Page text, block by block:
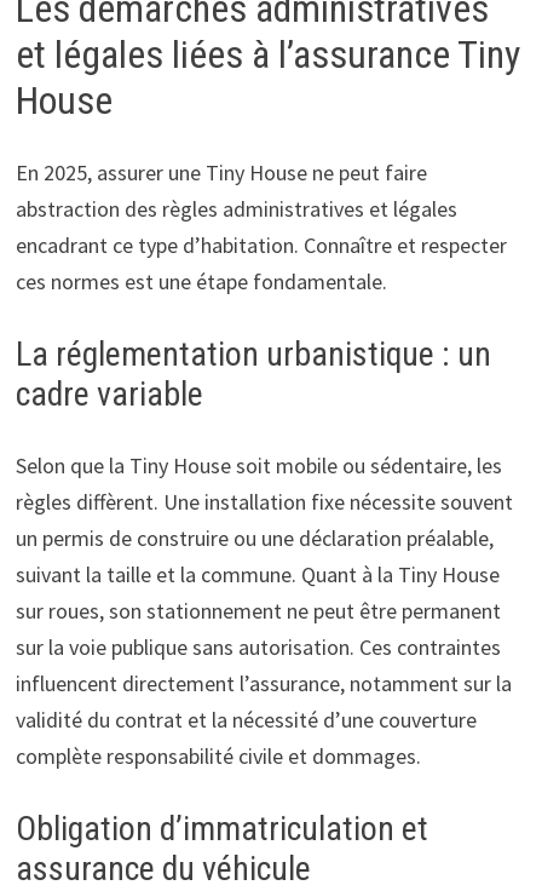
et légales liées à l’assurance Tiny
House
En 2025, assurer une Tiny House ne peut faire
abstraction des règles administratives et légales
encadrant ce type d’habitation. Connaître et respecter
ces normes est une étape fondamentale.
La réglementation urbanistique : un
cadre variable
Selon que la Tiny House soit mobile ou sédentaire, les
règles diffèrent. Une installation fixe nécessite souvent
un permis de construire ou une déclaration préalable,
suivant la taille et la commune. Quant à la Tiny House
sur roues, son stationnement ne peut être permanent
sur la voie publique sans autorisation. Ces contraintes
influencent directement l’assurance, notamment sur la
validité du contrat et la nécessité d’une couverture
complète responsabilité civile et dommages.
Obligation d’immatriculation et
assurance du véhicule